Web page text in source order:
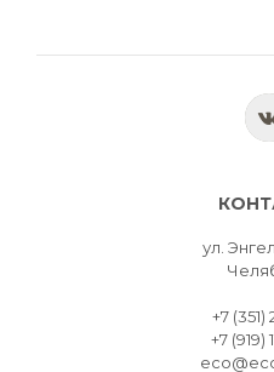
ул.
+7 (351)
+7 (919)